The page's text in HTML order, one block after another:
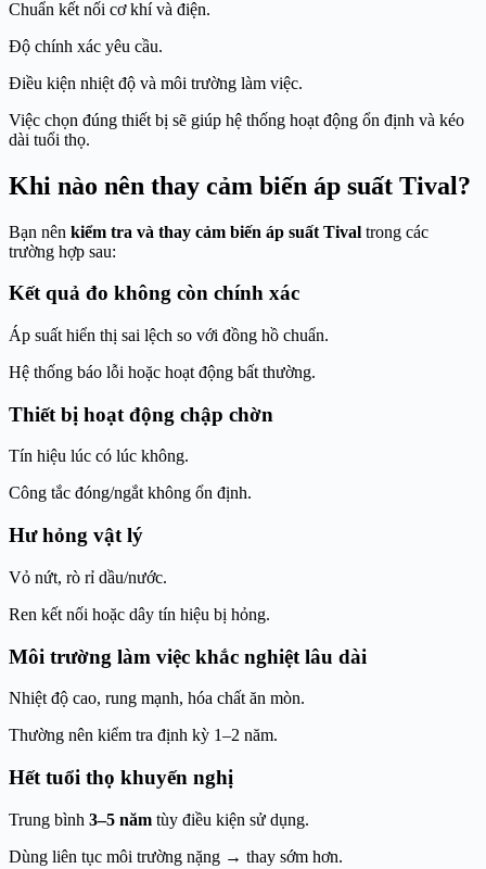
Chuẩn kết nối cơ khí và điện.
Độ chính xác yêu cầu.
Điều kiện nhiệt độ và môi trường làm việc.
Việc chọn đúng thiết bị sẽ giúp hệ thống hoạt động ổn định và kéo
dài tuổi thọ.
Khi nào nên thay cảm biến áp suất Tival?
Bạn nên kiểm tra và thay cảm biến áp suất Tival trong các
trường hợp sau:
Kết quả đo không còn chính xác
Áp suất hiển thị sai lệch so với đồng hồ chuẩn.
Hệ thống báo lỗi hoặc hoạt động bất thường.
Thiết bị hoạt động chập chờn
Tín hiệu lúc có lúc không.
Công tắc đóng/ngắt không ổn định.
Hư hỏng vật lý
Vỏ nứt, rò rỉ dầu/nước.
Ren kết nối hoặc dây tín hiệu bị hỏng.
Môi trường làm việc khắc nghiệt lâu dài
Nhiệt độ cao, rung mạnh, hóa chất ăn mòn.
Thường nên kiểm tra định kỳ 1–2 năm.
Hết tuổi thọ khuyến nghị
Trung bình 3–5 năm tùy điều kiện sử dụng.
Dùng liên tục môi trường nặng → thay sớm hơn.